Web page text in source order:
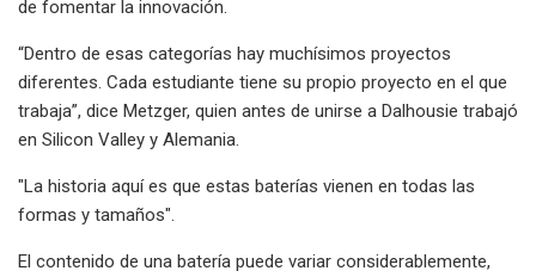
de fomentar la innovación.
“Dentro de esas categorías hay muchísimos proyectos
diferentes. Cada estudiante tiene su propio proyecto en el que
trabaja”, dice Metzger, quien antes de unirse a Dalhousie trabajó
en Silicon Valley y Alemania.
"La historia aquí es que estas baterías vienen en todas las
formas y tamaños".
El contenido de una batería puede variar considerablemente,